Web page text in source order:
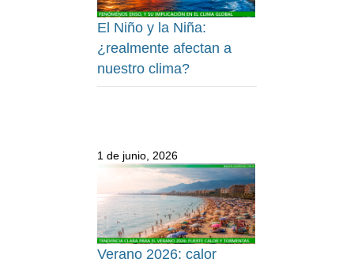
El Niño y la Niña:
¿realmente afectan a
nuestro clima?
1 de junio, 2026
Verano 2026: calor